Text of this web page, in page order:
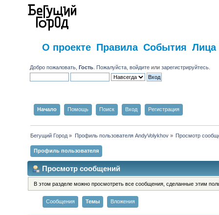
О проекте Правила События Лица
Добро пожаловать,Гость . Пожалуйста,войдите илизарегистрируйтесь
Начало Помощь Поиск Вход Регистрация
Бегущий Город » Профиль пользователя AndyVolykhov» Просмотр
Профиль пользователя
Просмотр сообщений
В этом разделе можно просмотреть все сообщения, сделанные этим
Сообщения Темы Вложения